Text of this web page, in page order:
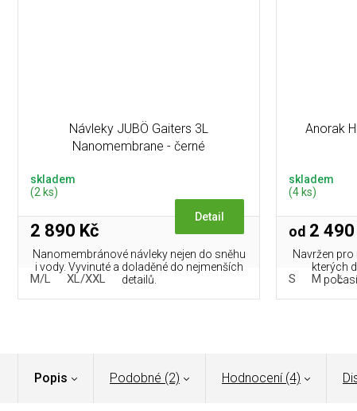
Návleky JUBÖ Gaiters 3L
Nanomembrane - černé
skladem
(2 ks)
2 890 Kč
Detail
Nanomembránové návleky nejen do sněhu
i vody. Vyvinuté a doladěné do nejmenších
detailů.
M/L XL/XXL
Anorak
skladem
(4 ks)
od 2 490
Navržen
kterých
S M L
Popis Podobné (2) Hodnocení (4)